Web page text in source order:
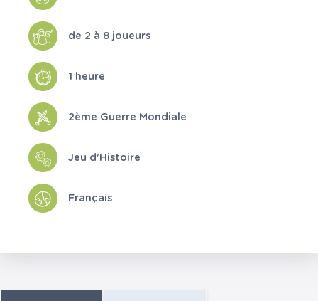
de 2 à 8 joueurs
1 heure
2ème Guerre Mondiale
Jeu d'Histoire
Français